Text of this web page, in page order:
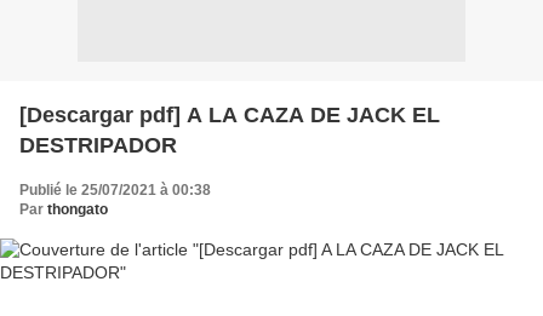
[Descargar pdf] A LA CAZA DE JACK EL
DESTRIPADOR
Publié le 25/07/2021 à 00:38
Par thongato